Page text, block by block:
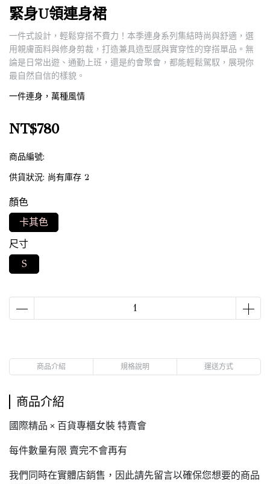
緊身U領連身裙
一件式設計，輕鬆穿搭不費力！本季連身系列集結時尚與舒適，選
用親膚面料與修身剪裁，打造兼具造型感與實穿性的穿搭單品。無
論是日常出遊、通勤上班，還是約會聚會，都能輕鬆駕馭，展現你
最自然自信的樣貌。
一件連身，萬種風情
NT$780
商品編號:
供貨狀況: 尚有庫存 2
顏色
卡其色
尺寸
S
商品介紹 規格說明 運送方式
商品介紹
國際精品 × 百貨專櫃女裝 特賣會
每件數量有限 賣完不會再有
我們同時在實體店銷售，因此請先留言以確保您想要的商品